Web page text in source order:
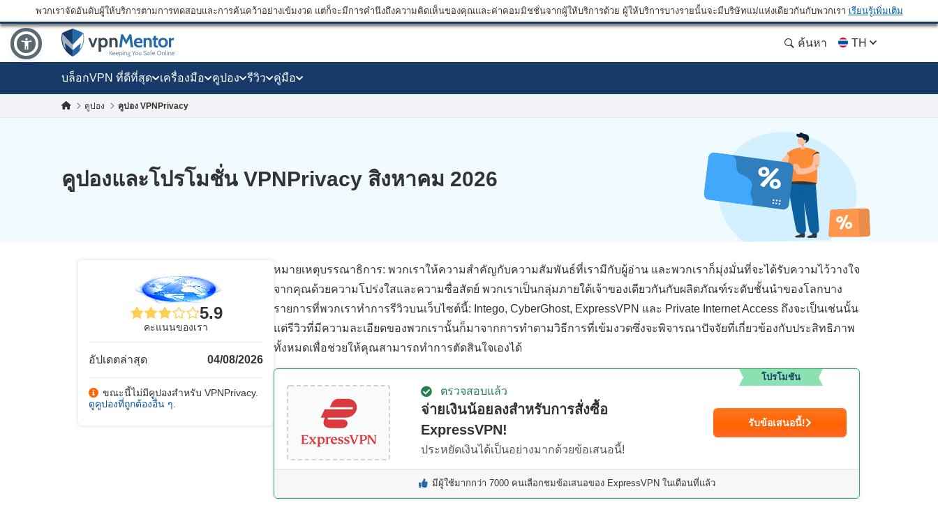
พวกเราจัดอันดับผู้ให้บริการตามการทดสอบและการค้นคว้าอย่างเข้มงวด แต่ก็จะมีการคำนึงถึงความคิดเห็นของคุณและค่าคอมมิชชั่นจากผู้ให้บริการด้วย ผู้ให้บริการบางรายนั้นจะมีบริษัทแม่แห่งเดียวกันกับพวกเรา เรียนรู้เพิ่มเติม
ค้นหา TH
บล็อกVPN ที่ดีที่สุด เครื่องมือ คูปอง รีวิว คู่มือ
คูปอง คูปอง VPNPrivacy
คูปองและโปรโมชั่น VPNPrivacy สิงหาคม 2026
5.9
คะแนนของเรา
อัปเดตล่าสุด 04/08/2026
ขณะนี้ไม่มีคูปองสำหรับ VPNPrivacy.
ดูคูปองที่ถูกต้องอื่น ๆ
หมายเหตุบรรณาธิการ: พวกเราให้ความสำคัญกับความสัมพันธ์ที่เรามีกับผู้อ่าน และพวกเราก็มุ่งมั่นที่จะได้รับความไว้วางใจ
จากคุณด้วยความโปร่งใสและความซื่อสัตย์ พวกเราเป็นกลุ่มภายใต้เจ้าของเดียวกันกับผลิตภัณฑ์ระดับชั้นนำของโลกบาง
รายการที่พวกเราทำการรีวิวบนเว็บไซต์นี้: Intego, CyberGhost, ExpressVPN และ Private Internet Access ถึงจะเป็นเช่นนั้น
แต่รีวิวที่มีความละเอียดของพวกเรานั้นก็มาจากการทำตามวิธีการที่เข้มงวดซึ่งจะพิจารณาปัจจัยที่เกี่ยวข้องกับประสิทธิภาพ
ทั้งหมดเพื่อช่วยให้คุณสามารถทำการตัดสินใจเองได้
ตรวจสอบแล้ว
จ่ายเงินน้อยลงสำหรับการสั่งซื้อ
ExpressVPN!
ประหยัดเงินได้เป็นอย่างมากด้วยข้อเสนอนี้!
รับข้อเสนอนี้!
โปรโมชัน
มีผู้ใช้มากกว่า 7000 คนเลือกชมข้อเสนอของ ExpressVPN ในเดือนที่แล้ว